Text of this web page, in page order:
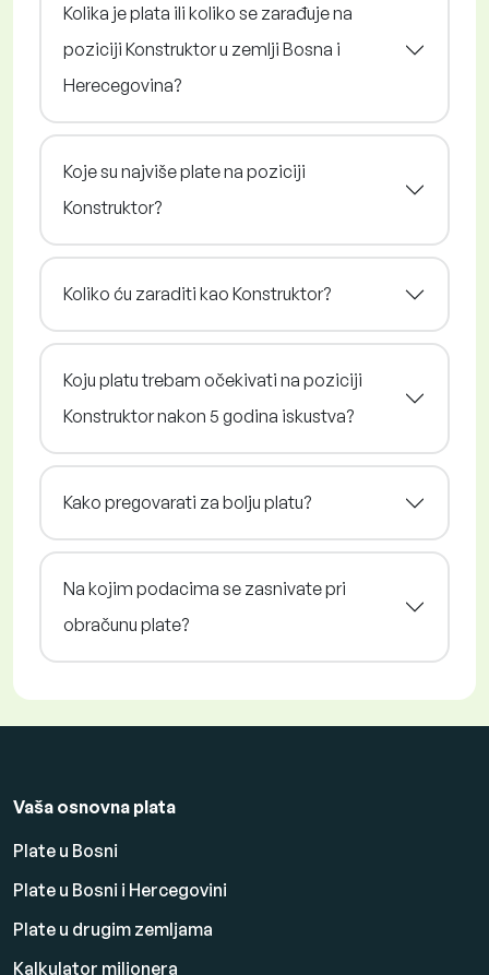
Kolika je plata ili koliko se zarađuje na
poziciji Konstruktor u zemlji Bosna i
Herecegovina?
Koje su najviše plate na poziciji
Konstruktor?
Koliko ću zaraditi kao Konstruktor?
Koju platu trebam očekivati na poziciji
Konstruktor nakon 5 godina iskustva?
Kako pregovarati za bolju platu?
Na kojim podacima se zasnivate pri
obračunu plate?
Vaša osnovna plata
Plate u Bosni
Plate u Bosni i Hercegovini
Plate u drugim zemljama
Kalkulator milionera